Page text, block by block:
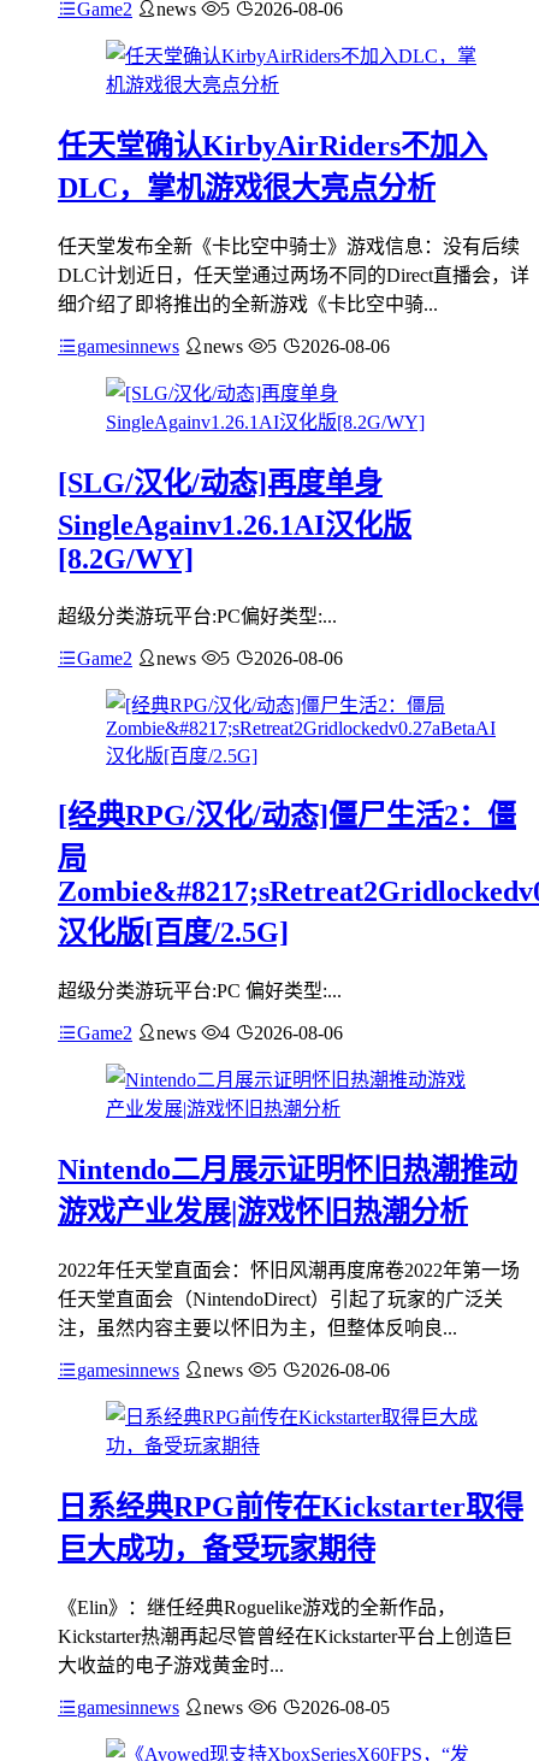
Game2 news 5 2026-08-06
任天堂确认KirbyAirRiders不加入
DLC，掌机游戏很大亮点分析
任天堂发布全新《卡比空中骑士》游戏信息：没有后续
DLC计划近日，任天堂通过两场不同的Direct直播会，详
细介绍了即将推出的全新游戏《卡比空中骑...
gamesinnews news 5 2026-08-06
[SLG/汉化/动态]再度单身
SingleAgainv1.26.1AI汉化版
[8.2G/WY]
超级分类游玩平台:PC偏好类型:...
Game2 news 5 2026-08-06
[经典RPG/汉化/动态]僵尸生活2：僵
局
汉化版[百度/2.5G]
超级分类游玩平台:PC 偏好类型:...
Game2 news 4 2026-08-06
Nintendo二月展示证明怀旧热潮推动
游戏产业发展|游戏怀旧热潮分析
2022年任天堂直面会：怀旧风潮再度席卷2022年第一场
任天堂直面会（NintendoDirect）引起了玩家的广泛关
注，虽然内容主要以怀旧为主，但整体反响良...
gamesinnews news 5 2026-08-06
日系经典RPG前传在Kickstarter取得
巨大成功，备受玩家期待
《Elin》：继任经典Roguelike游戏的全新作品，
Kickstarter热潮再起尽管曾经在Kickstarter平台上创造巨
大收益的电子游戏黄金时...
gamesinnews news 6 2026-08-05